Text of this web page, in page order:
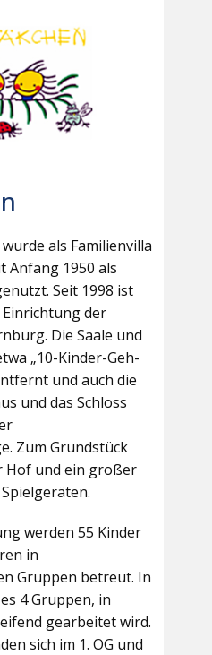
als Familienvilla
Anfang 1950 als
Seit 1998 ist
der
Die Saale und
„10-Kinder-Geh-
und auch die
und das Schloss
Zum Grundstück
Hof und ein großer
werden 55 Kinder
in
Gruppen betreut. In
4 Gruppen, in
gearbeitet wird.
sich im 1. OG und